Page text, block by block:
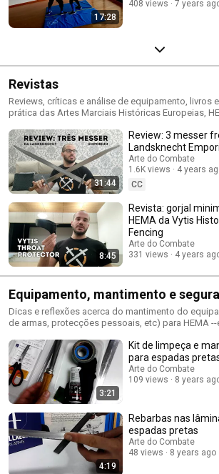
17:28
408 views
7 years
Revistas
Reviews, críticas e análise de equipamento, livros
prática das Artes Marciais Históricas Europeias,
31:44
Review: 3 messer
Landsknecht
(+bonus)
Arte do Combate
1.6K views
4 years
CC
8:45
Revista: gorjal
HEMA da Vytis
Fencing
Arte do Combate
331 views
4 years
Equipamento, mantimento e
Dicas e reflexões acerca do mantimento do
de armas, protecções pessoais, etc) para HEMA --
3:21
Kit de limpeça e
para espadas
Arte do Combate
109 views
8 years
4:19
Rebarbas nas
espadas pretas
Arte do Combate
48 views
8 years ago